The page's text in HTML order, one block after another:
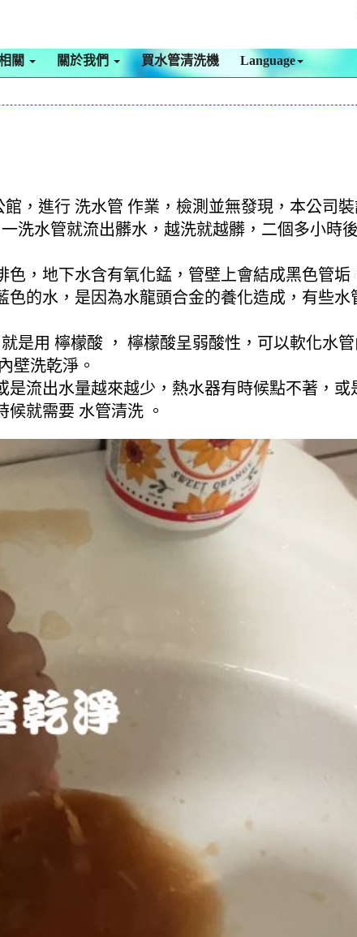
關 關於我們 買水管清洗機 Language
，進行 洗水管 作業，檢測並無發現，本公司裝
洗水管就流出髒水，越洗就越髒，二個多小時
，地下水含有氧化錳，管壁上會結成黑色管
的水，是因為水龍頭合金的養化造成，有些
是用 檸檬酸 ， 檸檬酸呈弱酸性，可以軟化水
壁洗乾淨。
流出水量越來越少，熱水器有時候點不著，
就需要 水管清洗 。